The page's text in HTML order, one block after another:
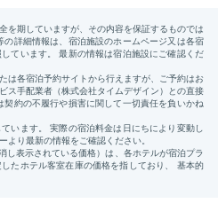
宮
三女神と呼ばれる神々をお
時と干潮時など時間帯によ
か訪れてはいかがでしょう
店街もあり、気ままな散策